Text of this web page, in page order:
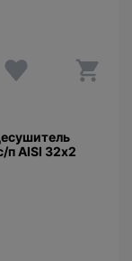
п AISI 32х2